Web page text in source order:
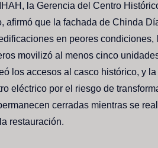
la Gerencia del Centro
afirmó que la fachada de Chinda
en peores
movilizó al menos cinco
los accesos al casco histórico, y
eléctrico por el riesgo de
cerradas mientras se
restauración.